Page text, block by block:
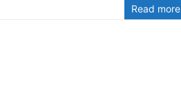
Read more